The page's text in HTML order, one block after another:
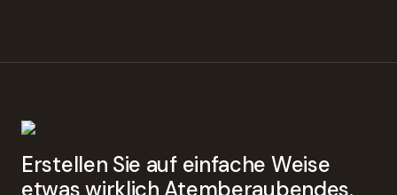
Erstellen Sie auf einfache Weise
etwas wirklich Atemberaubendes.